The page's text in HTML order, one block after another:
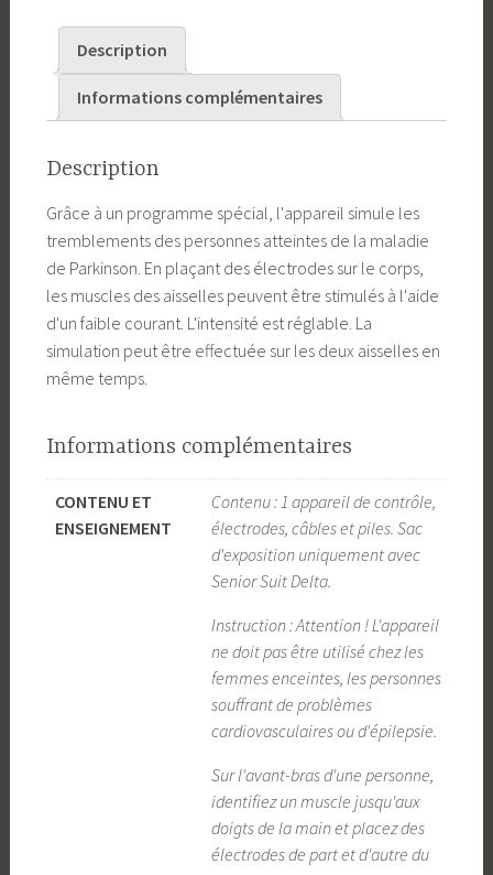
Parkinson
Description
Informations complémentaires
Description
Grâce à un programme spécial, l'appareil simule les
tremblements des personnes atteintes de la maladie
de Parkinson. En plaçant des électrodes sur le corps,
les muscles des aisselles peuvent être stimulés à l'aide
d'un faible courant. L'intensité est réglable. La
simulation peut être effectuée sur les deux aisselles en
même temps.
Informations complémentaires
CONTENU ET
ENSEIGNEMENT
Contenu : 1 appareil de contrôle,
électrodes, câbles et piles. Sac
d'exposition uniquement avec
Senior Suit Delta.
Instruction : Attention ! L'appareil
ne doit pas être utilisé chez les
femmes enceintes, les personnes
souffrant de problèmes
cardiovasculaires ou d'épilepsie.
Sur l'avant-bras d'une personne,
identifiez un muscle jusqu'aux
doigts de la main et placez des
électrodes de part et d'autre du